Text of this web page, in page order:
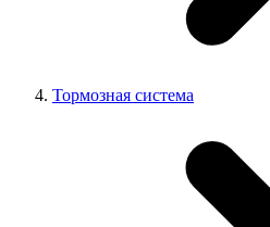
Тормозная система